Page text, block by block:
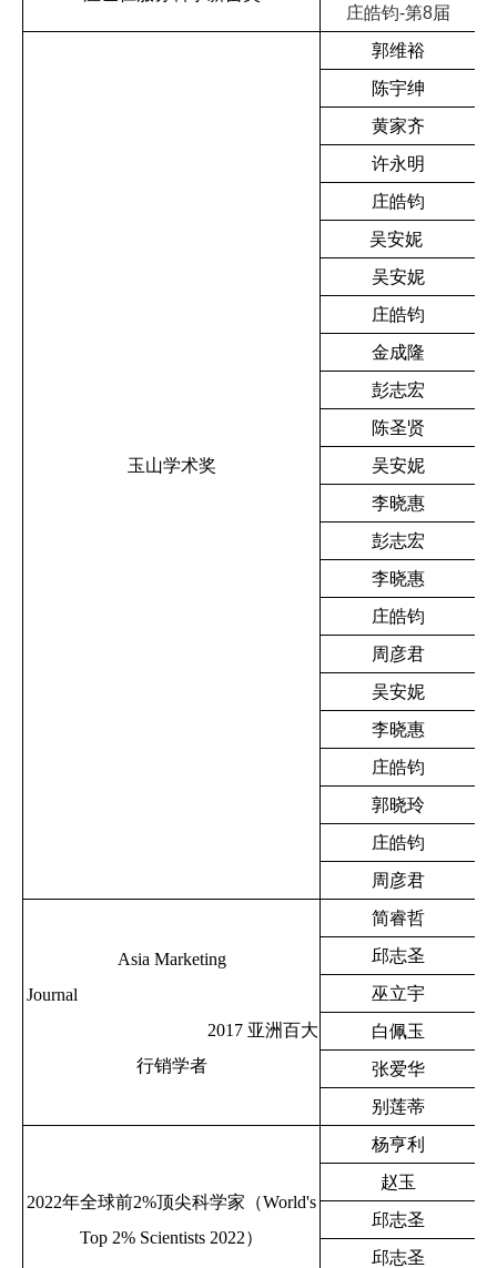
庄皓钧-第8届
玉山学术奖
郭维裕
陈宇绅
黄家齐
许永明
庄皓钧
吴安妮
吴安妮
庄皓钧
金成隆
彭志宏
陈圣贤
吴安妮
李晓惠
彭志宏
李晓惠
庄皓钧
周彦君
吴安妮
李晓惠
庄皓钧
郭晓玲
庄皓钧
周彦君
Asia Marketing
Journal
2017 亚洲百大
行销学者
简睿哲
邱志圣
巫立宇
白佩玉
张爱华
别莲蒂
2022年全球前2%顶尖科学家（World's
Top 2% Scientists 2022）
杨亨利
赵玉
邱志圣
邱志圣